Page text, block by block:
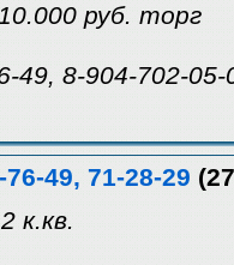
руб. торг
49, 8-904-702-05-
49, 71-28-29
к.кв.